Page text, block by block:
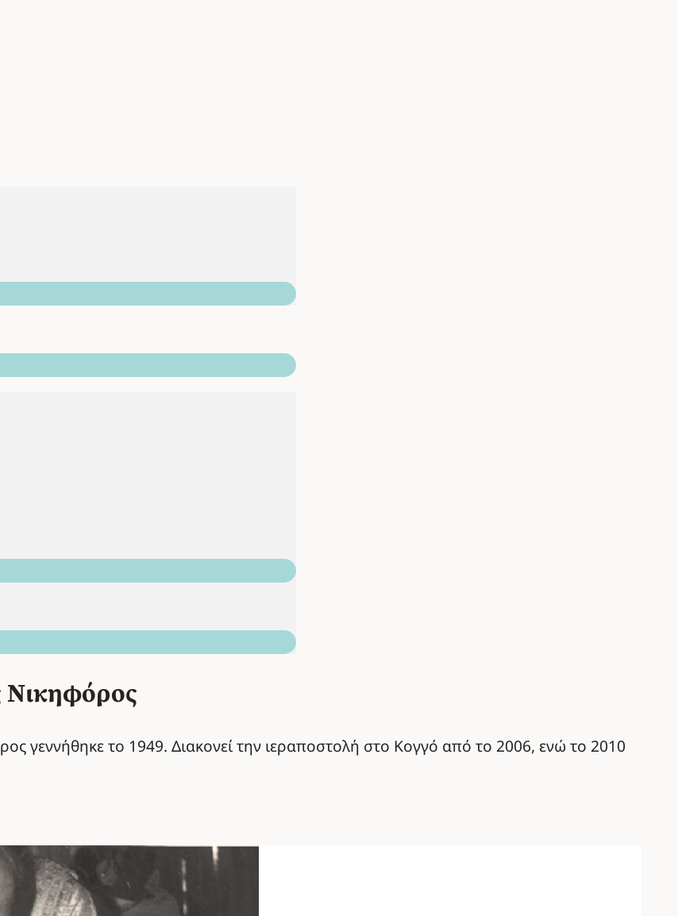
γεννήθηκε το 1949. Διακονεί την ιεραποστολή στο Κογγό από το 2006, ενώ το 2010